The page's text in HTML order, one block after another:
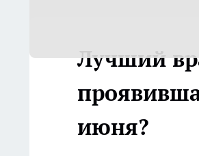
Лучший
июня?